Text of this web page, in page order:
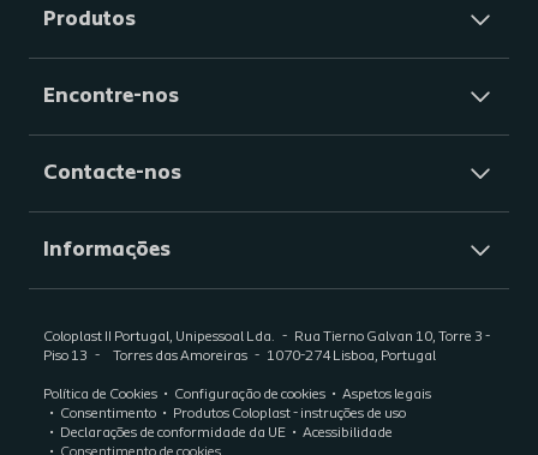
Produtos
Encontre-nos
Contacte-nos
Informações
Coloplast II Portugal, Unipessoal Lda.
Rua Tierno Galvan 10, Torre 3 -
Piso 13
Torres das Amoreiras 1070-274 Lisboa, Portugal
Política de Cookies Configuração de cookies
Aspetos legais
Consentimento
Produtos Coloplast - instruções de uso
Declarações de conformidade da UE
Acessibilidade